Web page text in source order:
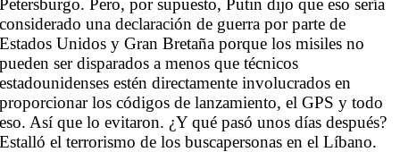
Petersburgo. Pero, por supuesto, Putin dijo que eso sería
considerado una declaración de guerra por parte de
Estados Unidos y Gran Bretaña porque los misiles no
pueden ser disparados a menos que técnicos
estadounidenses estén directamente involucrados en
proporcionar los códigos de lanzamiento, el GPS y todo
eso. Así que lo evitaron. ¿Y qué pasó unos días después?
Estalló el terrorismo de los buscapersonas en el Líbano.